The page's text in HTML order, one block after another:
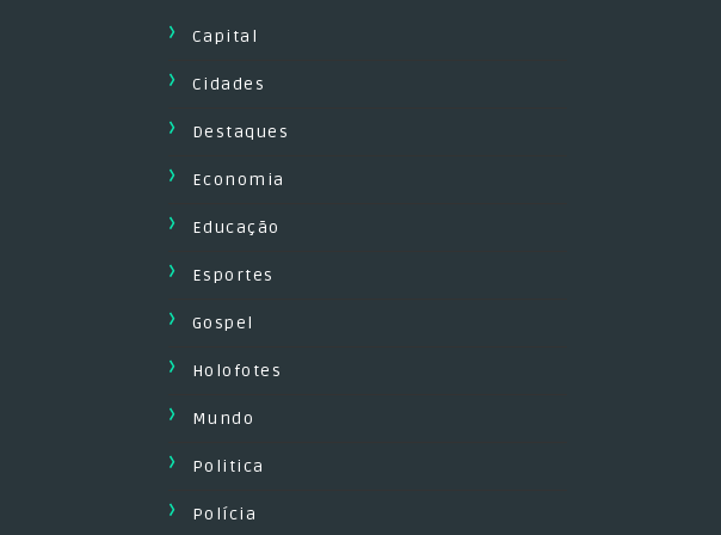
Capital
Cidades
Destaques
Economia
Educação
Esportes
Gospel
Holofotes
Mundo
Politica
Polícia